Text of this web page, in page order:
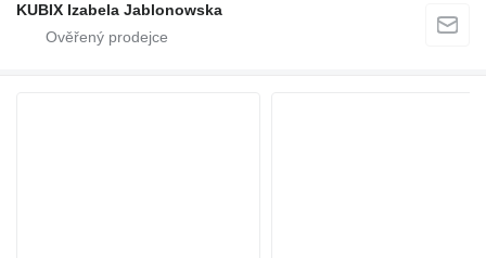
KUBIX Izabela Jablonowska